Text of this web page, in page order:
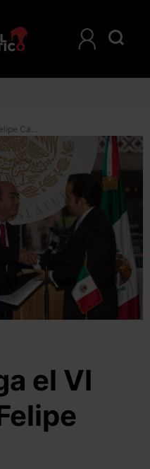
Poiré entrega el VI informe de Felipe Calderón
el VI